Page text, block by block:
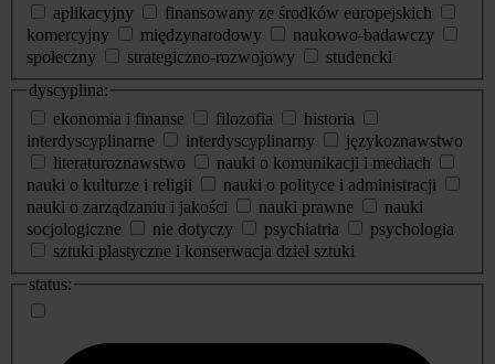
aplikacyjny
finansowany ze środków europejskich
komercyjny
międzynarodowy
naukowo-badawczy
społeczny
strategiczno-rozwojowy
studencki
dyscyplina:
ekonomia i finanse
filozofia
historia
interdyscyplinarne
interdyscyplinarny
językoznawstwo
literaturoznawstwo
nauki o komunikacji i mediach
nauki o kulturze i religii
nauki o polityce i administracji
nauki o zarządzaniu i jakości
nauki prawne
nauki
socjologiczne
nie dotyczy psychiatria
psychologia
sztuki plastyczne i konserwacja dzieł sztuki
status: